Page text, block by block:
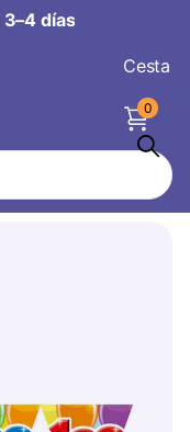
3–4 días
Cesta
0